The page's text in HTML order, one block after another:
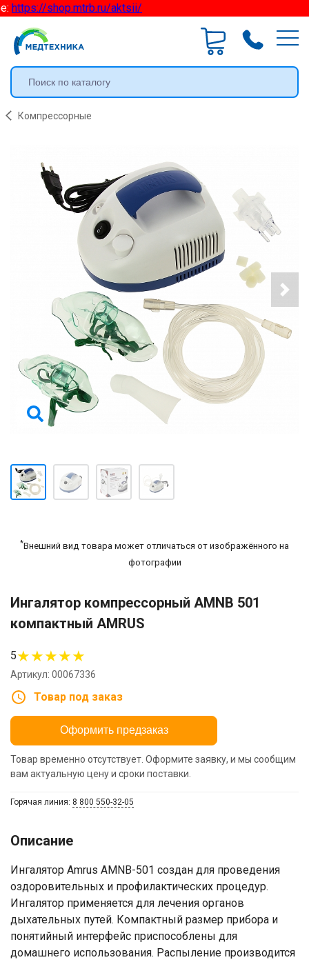
https://shop.mtrb.ru/aktsii/
Компрессорные
*Внешний вид товара может отличаться от изображённого на
фотографии
Ингалятор компрессорный АMNB 501
компактный AMRUS
5★★★★★
Артикул: 00067336
Товар под заказ
Оформить предзаказ
Товар временно отсутствует. Оформите заявку, и мы сообщим
вам актуальную цену и сроки поставки.
Горячая линия: 8 800 550-32-05
Описание
Ингалятор Amrus AMNB-501 создан для проведения
оздоровительных и профилактических процедур.
Ингалятор применяется для лечения органов
дыхательных путей. Компактный размер прибора и
понятийный интерфейс приспособлены для
домашнего использования. Распыление производится